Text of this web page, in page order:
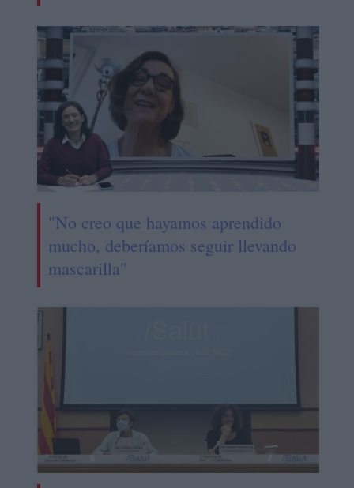
"No creo que hayamos aprendido
mucho, deberíamos seguir llevando
mascarilla"